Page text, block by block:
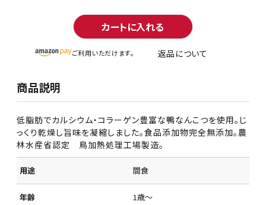
カートに入れる
ご利用いただけます。 返品について
商品説明
低脂肪でカルシウム・コラーゲン豊富な鴨なんこつを使用。じ
っくり乾燥し旨味を凝縮しました。食品添加物完全無添加。農
林水産省認定 鳥加熱処理工場製造。
用途 間食
年齢 1歳～